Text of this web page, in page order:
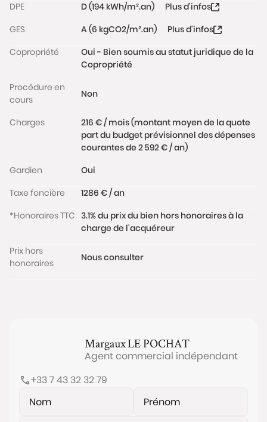
Charges de copropriété : 216€ par mois
Taxe Foncière : 1 286€ par an
Le bien est situé dans le quartier Amérique apprécié
pour ses commerces, sa proximité avec le Parc de
la Villette et le Parc des Buttes Chaumont, la Cité
nombreuses lignes de transports (L11, L7bis, T3b...)
Les informations sur les risques auxquels ce bien est
www.georisques.gouv.fr
DPE
D (194 kWh/m².an)
Plus d'infos
GES
A (6 kgCO2/m².an)
Plus d'infos
Copropriété
Oui - Bien soumis au statut juridique de la
Copropriété
Procédure en
cours
Non
Charges
216 € / mois (montant moyen de la quote
part du budget prévisionnel des dépenses
courantes de 2 592 € / an)
Gardien
Oui
Taxe foncière
1286 € / an
*Honoraires TTC 3.1% du prix du bien hors honoraires à la
charge de l'acquéreur
Prix hors
honoraires
Nous consulter
MargauxLE POCHAT
Agent commercial indépendant
+33 7 43 32 32 79